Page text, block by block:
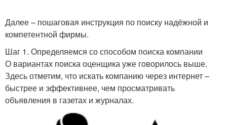
Далее – пошаговая инструкция по поиску надёжной и
компетентной фирмы.
Шаг 1. Определяемся со способом поиска компании
О вариантах поиска оценщика уже говорилось выше.
Здесь отметим, что искать компанию через интернет –
быстрее и эффективнее, чем просматривать
объявления в газетах и журналах.